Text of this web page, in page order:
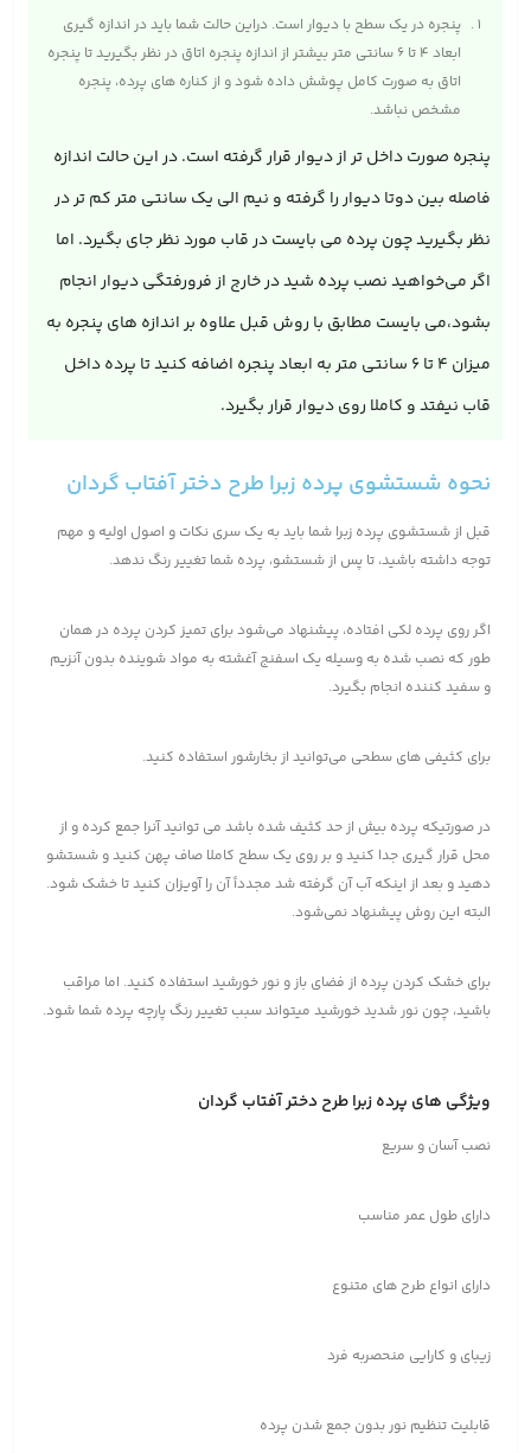
پنجره در یک سطح با دیوار است. دراین حالت شما باید در اندازه‌ گیری
ابعاد ۴ تا ۶ سانتی متر بیشتر از اندازه پنجره اتاق در نظر بگیرید تا پنجره
اتاق به صورت کامل پوشش داده شود و از کناره های پرده، پنجره
مشخص نباشد.
پنجره صورت داخل تر از دیوار قرار گرفته است. در این حالت اندازه
فاصله بین دوتا دیوار را گرفته و نیم الی یک سانتی متر کم تر در
نظر بگیرید چون پرده می بایست در قاب مورد نظر جای بگیرد. اما
اگر می‌خواهید نصب پرده شید در خارج از فرورفتگی دیوار انجام
بشود،می بایست مطابق با روش قبل علاوه بر اندازه های پنجره به
میزان 4 تا 6 سانتی متر به ابعاد پنجره اضافه کنید تا پرده داخل
قاب نیفتد و کاملا روی دیوار قرار بگیرد.
نحوه شستشوی پرده زبرا طرح دختر آفتاب گردان
قبل از شستشوی پرده زبرا شما باید به یک سری نکات و اصول اولیه و مهم
توجه داشته باشید، تا پس از شستشو، پرده شما تغییر رنگ ندهد.
اگر روی پرده لکی افتاده، پیشنهاد می‌شود برای تمیز کردن پرده در همان
طور که نصب شده به وسیله یک اسفنج آغشته به مواد شوینده بدون آنزیم
و سفید کننده انجام بگیرد.
برای کثیفی های سطحی می‌توانید از بخارشور استفاده کنید.
در صورتیکه پرده بیش از حد کثیف شده باشد می توانید آنرا جمع کرده و از
محل قرار گیری جدا کنید و بر روی یک سطح کاملا صاف پهن کنید و شستشو
دهید و بعد از اینکه آب آن گرفته شد مجدداً آن را آویزان کنید تا خشک شود.
البته این روش پیشنهاد نمی‌شود.
برای خشک کردن پرده از فضای باز و نور خورشید استفاده کنید. اما مراقب
باشید، چون نور شدید خورشید میتواند سبب تغییر رنگ پارچه پرده شما شود.
ویژگی های پرده زبرا طرح دختر آفتاب گردان
نصب آسان و سریع
دارای طول عمر مناسب
دارای انواع طرح های متنوع
زیبای و کارایی منحصربه فرد
قابلیت تنظیم نور بدون جمع شدن پرده